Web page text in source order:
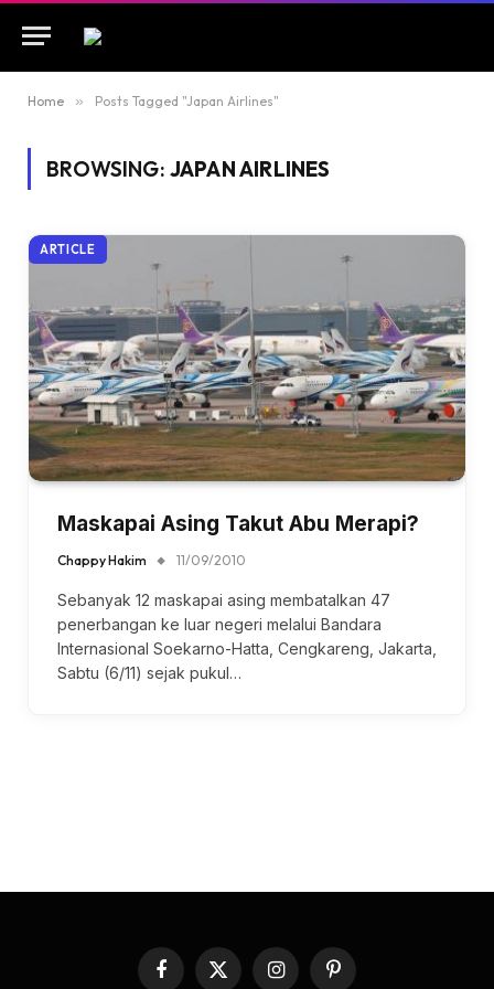
Home » Posts Tagged "Japan Airlines"
BROWSING: JAPAN AIRLINES
ARTICLE
Maskapai Asing Takut Abu Merapi?
Chappy Hakim 11/09/2010
Sebanyak 12 maskapai asing membatalkan 47
penerbangan ke luar negeri melalui Bandara
Internasional Soekarno-Hatta, Cengkareng, Jakarta,
Sabtu (6/11) sejak pukul…
Facebook
X InstagramPinterest